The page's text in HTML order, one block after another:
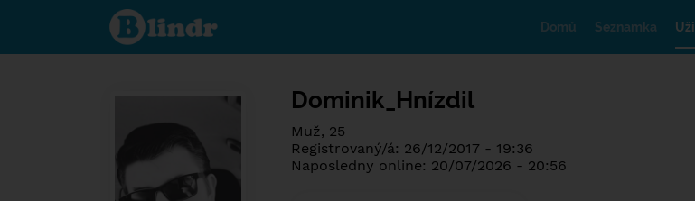
Poznej co je
pod maskou.
Seznamovací
Domů Seznamka
Dominik_Hnízdil
Muž, 25
Registrovaný/á: 26/12/2017 - 19:36
Naposledny online: 20/07/2026 - 20:56